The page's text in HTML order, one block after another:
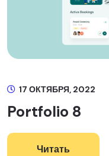
17 ОКТЯБРЯ, 2022
Portfolio 8
Читать